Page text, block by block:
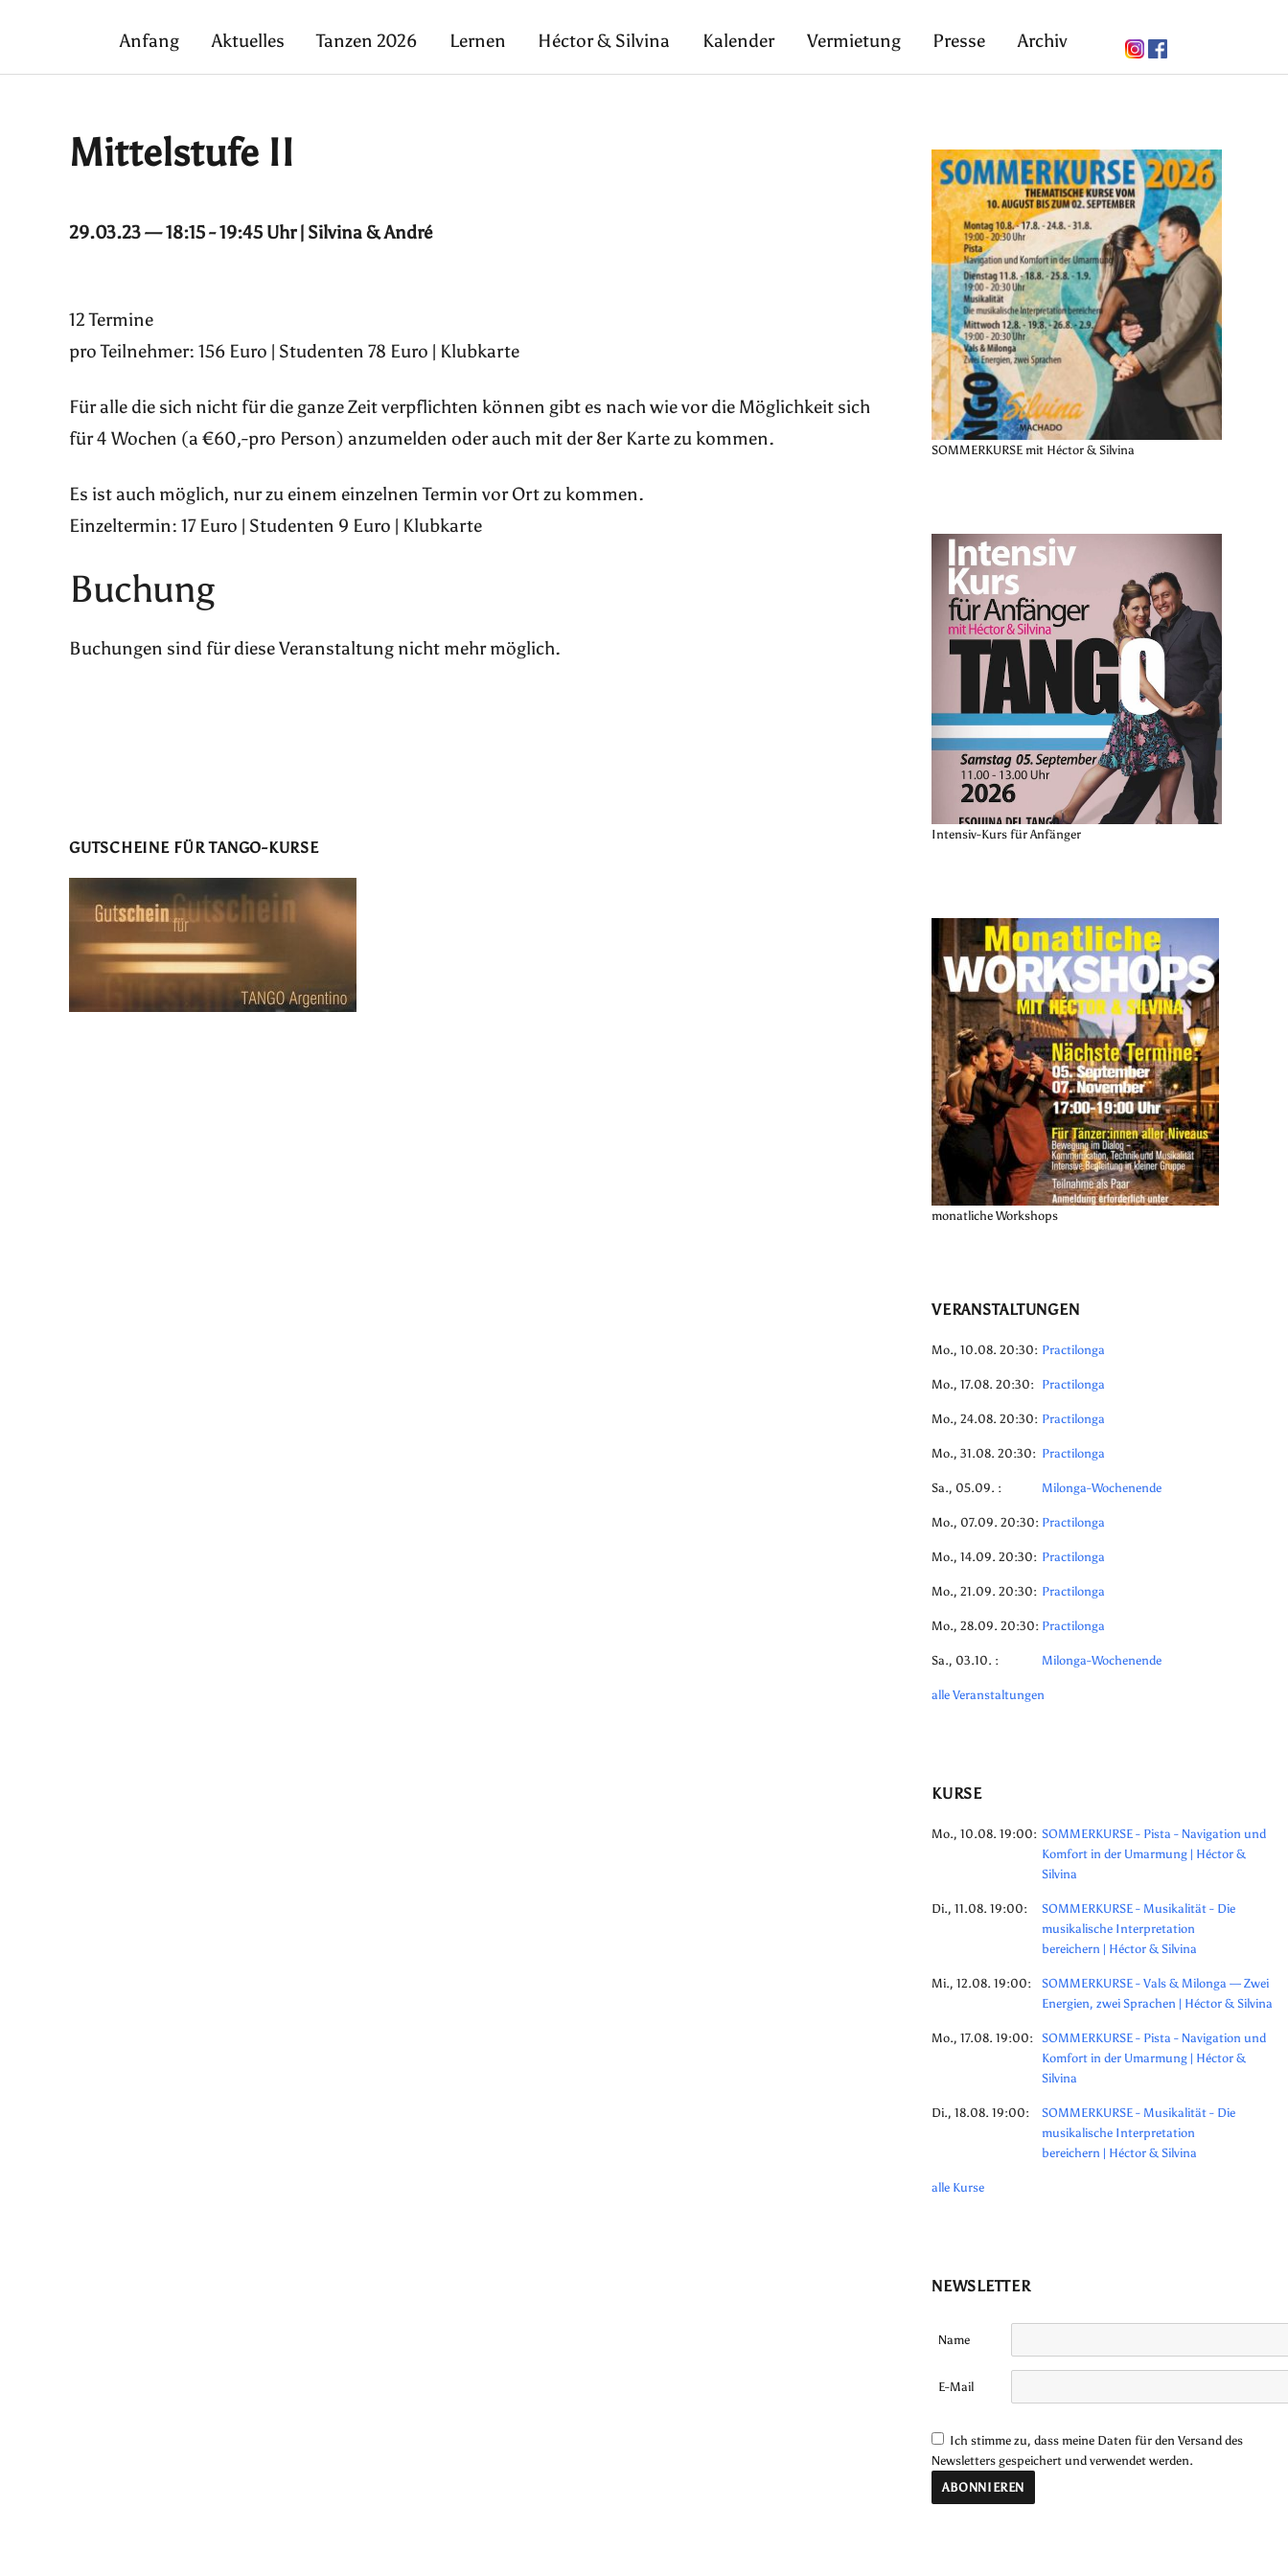
Anfang Aktuelles Tanzen 2026 Lernen Héctor & Silvina Kalender Vermietung Presse Archiv
Mittelstufe II
29.03.23 — 18:15 - 19:45 Uhr | Silvina & André
12 Termine
pro Teilnehmer: 156 Euro | Studenten 78 Euro | Klubkarte
Für alle die sich nicht für die ganze Zeit verpflichten können gibt es nach wie vor die Möglichkeit sich
für 4 Wochen (a €60,-pro Person) anzumelden oder auch mit der 8er Karte zu kommen.
Es ist auch möglich, nur zu einem einzelnen Termin vor Ort zu kommen.
Einzeltermin: 17 Euro | Studenten 9 Euro | Klubkarte
Buchung
Buchungen sind für diese Veranstaltung nicht mehr möglich.
GUTSCHEINE FÜR TANGO-KURSE
SOMMERKURSE mit Héctor & Silvina
Intensiv-Kurs für Anfänger
monatliche Workshops
VERANSTALTUNGEN
Mo., 10.08. 20:30: Practilonga
Mo., 17.08. 20:30: Practilonga
Mo., 24.08. 20:30: Practilonga
Mo., 31.08. 20:30: Practilonga
Sa., 05.09. : Milonga-Wochenende
Mo., 07.09. 20:30: Practilonga
Mo., 14.09. 20:30: Practilonga
Mo., 21.09. 20:30: Practilonga
Mo., 28.09. 20:30: Practilonga
Sa., 03.10. : Milonga-Wochenende
alle Veranstaltungen
KURSE
Mo., 10.08. 19:00: SOMMERKURSE - Pista - Navigation und
Komfort in der Umarmung | Héctor &
Silvina
Di., 11.08. 19:00:
SOMMERKURSE - Musikalität - Die
musikalische Interpretation
bereichern | Héctor & Silvina
Mi., 12.08. 19:00:
SOMMERKURSE - Vals & Milonga — Zwei
Energien, zwei Sprachen | Héctor & Silvina
Mo., 17.08. 19:00: SOMMERKURSE - Pista - Navigation und
Komfort in der Umarmung | Héctor &
Silvina
Di., 18.08. 19:00:
SOMMERKURSE - Musikalität - Die
musikalische Interpretation
bereichern | Héctor & Silvina
alle Kurse
NEWSLETTER
Name
E-Mail
Ich stimme zu, dass meine Daten für den Versand des
Newsletters gespeichert und verwendet werden.